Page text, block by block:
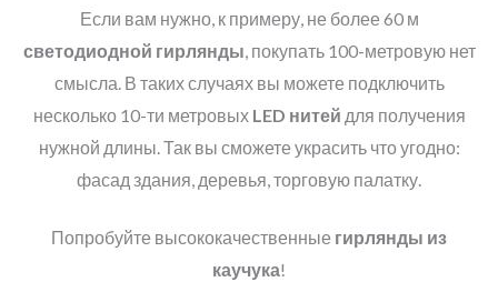
Если вам нужно, к примеру, не более 60 м
светодиодной гирлянды , покупать 100-метровую нет
смысла. В таких случаях вы можете подключить
несколько 10-ти метровых LED нитей для получения
нужной длины. Так вы сможете украсить что угодно:
фасад здания, деревья, торговую палатку.
Попробуйте высококачественные гирлянды из
каучука!